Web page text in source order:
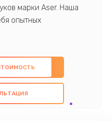
марки Aser. Наша
опытных
знаниями и
ремонт с
компонентов, а
всех
цель - предоставить